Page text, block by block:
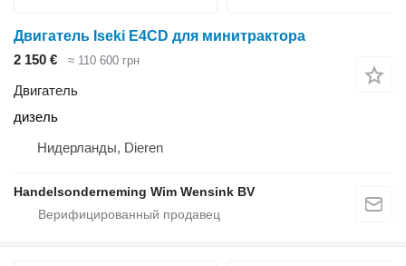
Двигатель Iseki E4CD для минитрактора
2 150 €
≈ 110 600 грн
Двигатель
дизель
Нидерланды, Dieren
Handelsonderneming Wim Wensink BV